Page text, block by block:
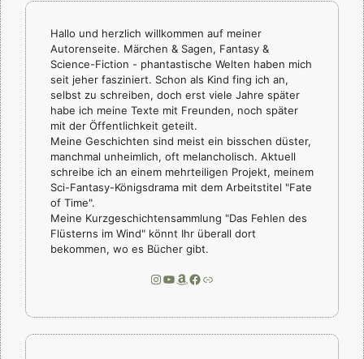
Hallo und herzlich willkommen auf meiner
Autorenseite. Märchen & Sagen, Fantasy &
Science-Fiction - phantastische Welten haben mich
seit jeher fasziniert. Schon als Kind fing ich an,
selbst zu schreiben, doch erst viele Jahre später
habe ich meine Texte mit Freunden, noch später
mit der Öffentlichkeit geteilt.
Meine Geschichten sind meist ein bisschen düster,
manchmal unheimlich, oft melancholisch. Aktuell
schreibe ich an einem mehrteiligen Projekt, meinem
Sci-Fantasy-Königsdrama mit dem Arbeitstitel "Fate
of Time".
Meine Kurzgeschichtensammlung "Das Fehlen des
Flüsterns im Wind" könnt Ihr überall dort
bekommen, wo es Bücher gibt.
Instagram
YouTube
Amazon
Facebook
Link